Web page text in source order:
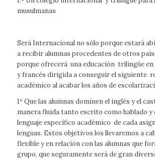
musulmanas
Será Internacional no sólo porque estará
a recibir alumnas procedentes de otros
porque ofrecerá una educación trilingüe en
y francés dirigida a conseguir el siguiente
académico al acabar los años de
1º Que las alumnas dominen el inglés y el
manera fluida tanto escrito como hablado y
lenguaje específico académico de cada
lenguas. Estos objetivos los llevaremos a
flexible y en relación con las alumnas que
grupo, que seguramente será de gran